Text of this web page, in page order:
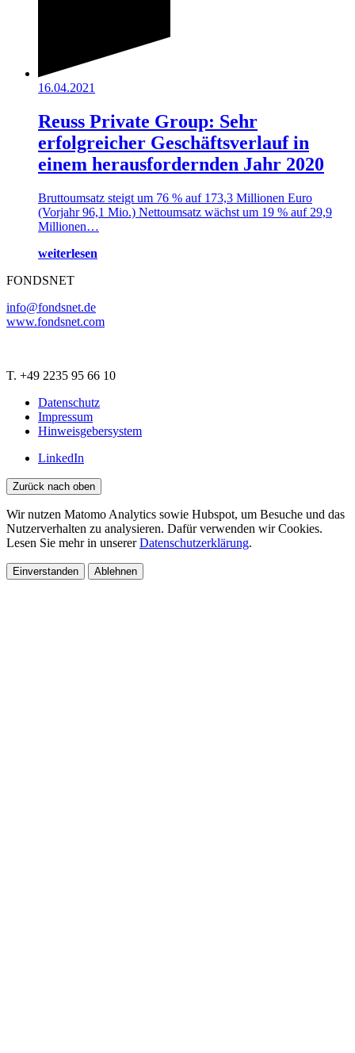
16.04.2021
Reuss Private Group: Sehr
erfolgreicher Geschäftsverlauf in
einem herausfordernden Jahr 2020
Bruttoumsatz steigt um 76 % auf 173,3 Millionen Euro
(Vorjahr 96,1 Mio.) Nettoumsatz wächst um 19 % auf 29,9
Millionen…
weiterlesen
FONDSNET
info@fondsnet.de
www.fondsnet.com
T. +49 2235 95 66 10
Datenschutz
Impressum
Hinweisgebersystem
LinkedIn
Zurück nach oben
Wir nutzen Matomo Analytics sowie Hubspot, um Besuche und das
Nutzerverhalten zu analysieren. Dafür verwenden wir Cookies.
Lesen Sie mehr in unsererDatenschutzerklärung.
Einverstanden Ablehnen